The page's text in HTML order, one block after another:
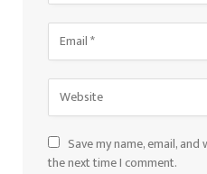
Save my name, email,
the next time I comment.